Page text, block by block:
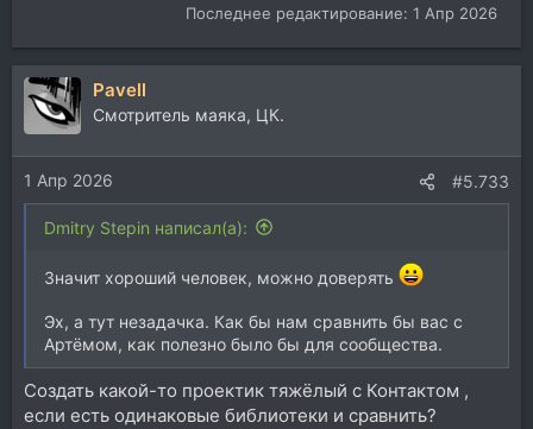
Последнее редактирование: 1 Апр 2026
Pavell
Смотритель маяка, ЦК.
1 Апр 2026 #5.733
Dmitry Stepin написал(а):
Значит хороший человек, можно доверять
Эх, а тут незадачка. Как бы нам сравнить бы вас с
Артёмом, как полезно было бы для сообщества.
Создать какой-то проектик тяжёлый с Контактом ,
если есть одинаковые библиотеки и сравнить?